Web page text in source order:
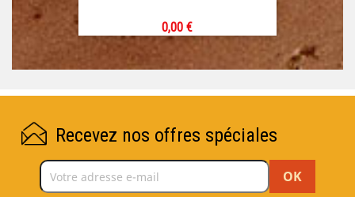
Prix
0,00 €
Recevez nos offres spéciales